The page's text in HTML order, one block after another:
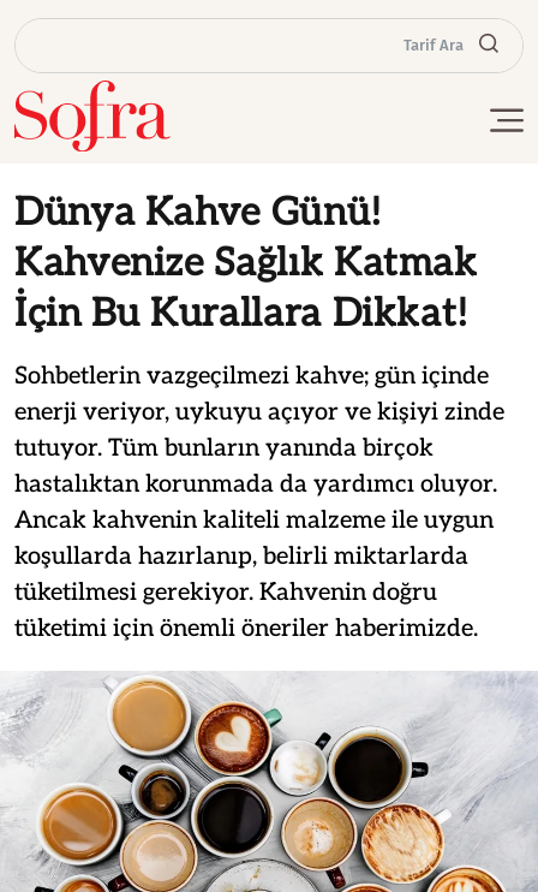
Tarif Ara
Dünya Kahve Günü!
Kahvenize Sağlık Katmak
İçin Bu Kurallara Dikkat!
Sohbetlerin vazgeçilmezi kahve; gün içinde
enerji veriyor, uykuyu açıyor ve kişiyi zinde
tutuyor. Tüm bunların yanında birçok
hastalıktan korunmada da yardımcı oluyor.
Ancak kahvenin kaliteli malzeme ile uygun
koşullarda hazırlanıp, belirli miktarlarda
tüketilmesi gerekiyor. Kahvenin doğru
tüketimi için önemli öneriler haberimizde.